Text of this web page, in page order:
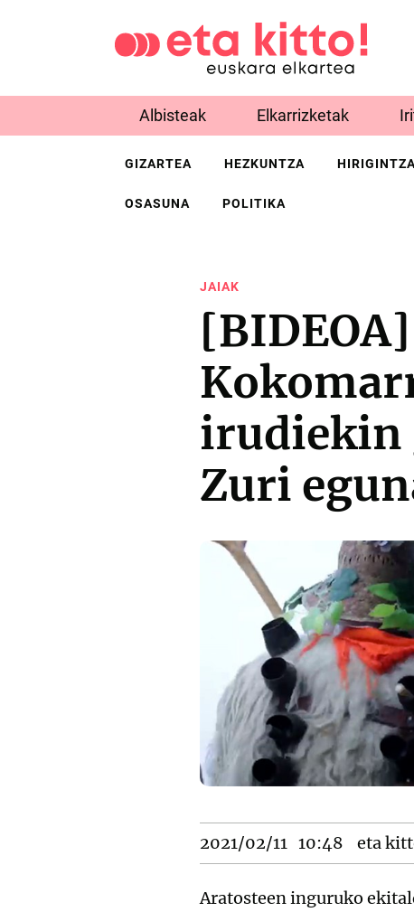
Albisteak Elkarrizketak
GIZARTEA HEZKUNTZA HIRIGINTZA
OSASUNA POLITIKA
JAIAK
irudiekin
Zuri
2021/02/11 10:48 eta
Aratosteen inguruko